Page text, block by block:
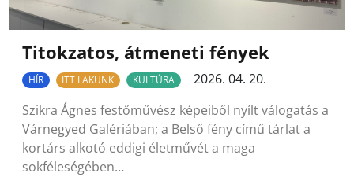
Titokzatos, átmeneti fények
HÍR ITT LAKUNK KULTÚRA
2026. 04. 20.
Szikra Ágnes festőművész képeiből nyílt válogatás a
Várnegyed Galériában; a Belső fény című tárlat a
kortárs alkotó eddigi életművét a maga
sokféleségében…